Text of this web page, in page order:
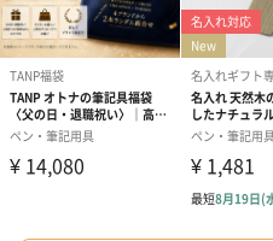
商品サイズ
重量：200g
その他
水彩毛筆 彩：水
極細毛筆：水性顔